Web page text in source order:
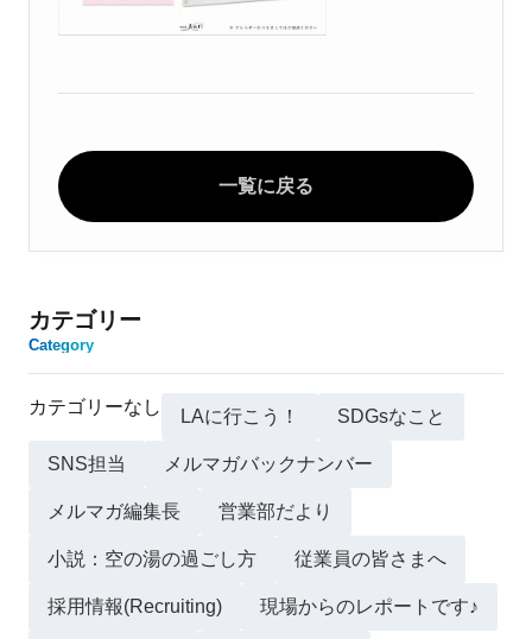
一覧に戻る
カテゴリー
Category
カテゴリーなし LAに行こう！ SDGsなこと
SNS担当 メルマガバックナンバー
メルマガ編集長 営業部だより
小説：空の湯の過ごし方 従業員の皆さまへ
採用情報(Recruiting) 現場からのレポートです♪